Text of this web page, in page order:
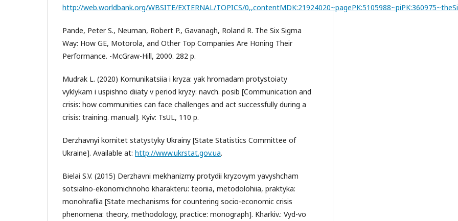
http://web.worldbank.org/WBSITE/EXTERNAL/TOPICS/
Pande, Peter S., Neuman, Robert P., Gavanagh, Roland R. The Six Sigma
Way: How GE, Motorola, and Other Top Companies Are Honing Their
Performance. -McGraw-Hill, 2000. 282 p.
Mudrak L. (2020) Komunikatsiia i kryza: yak hromadam protystoiaty
vyklykam i uspishno diiaty v period kryzy: navch. posib [Communication and
crisis: how communities can face challenges and act successfully during a
crisis: training. manual]. Kyiv: TsUL, 110 p.
Derzhavnyi komitet statystyky Ukrainy [State Statistics Committee of
Ukraine]. Available at: http://www.ukrstat.gov.ua.
Bielai S.V. (2015) Derzhavni mekhanizmy protydii kryzovym yavyshcham
sotsialno-ekonomichnoho kharakteru: teoriia, metodolohiia, praktyka:
monohrafiia [State mechanisms for countering socio-economic crisis
phenomena: theory, methodology, practice: monograph]. Kharkiv.: Vyd-vo